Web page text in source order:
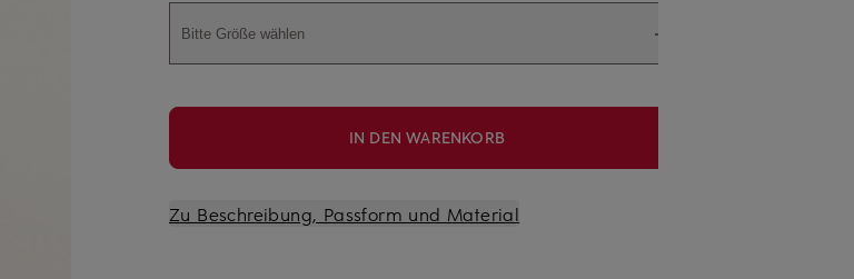
Bitte Größe wählen
IN DEN WARENKORB
Zu Beschreibung, Passform und Material